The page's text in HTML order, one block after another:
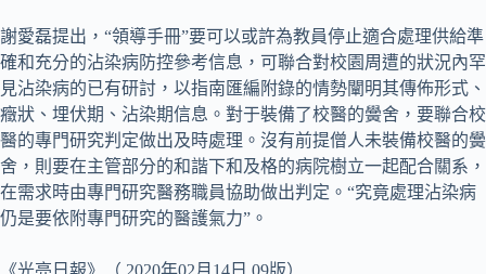
謝愛磊提出，“領導手冊”要可以或許為教員停止適合處理供給準
確和充分的沾染病防控參考信息，可聯合對校園周遭的狀況內罕
見沾染病的已有研討，以指南匯編附錄的情勢闡明其傳佈形式、
癥狀、埋伏期、沾染期信息。對于裝備了校醫的黌舍，要聯合校
醫的專門研究判定做出及時處理。沒有前提僧人未裝備校醫的黌
舍，則要在主管部分的和諧下和及格的病院樹立一起配合關系，
在需求時由專門研究醫務職員協助做出判定。“究竟處理沾染病
仍是要依附專門研究的醫護氣力”。
《光亮日報》（ 2020年02月14日 09版）